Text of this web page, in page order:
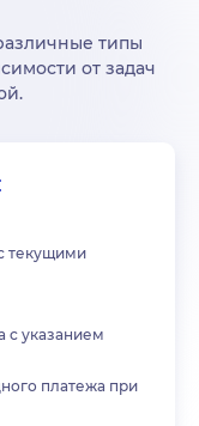
типы
от задач
текущими
с указанием
платежа при